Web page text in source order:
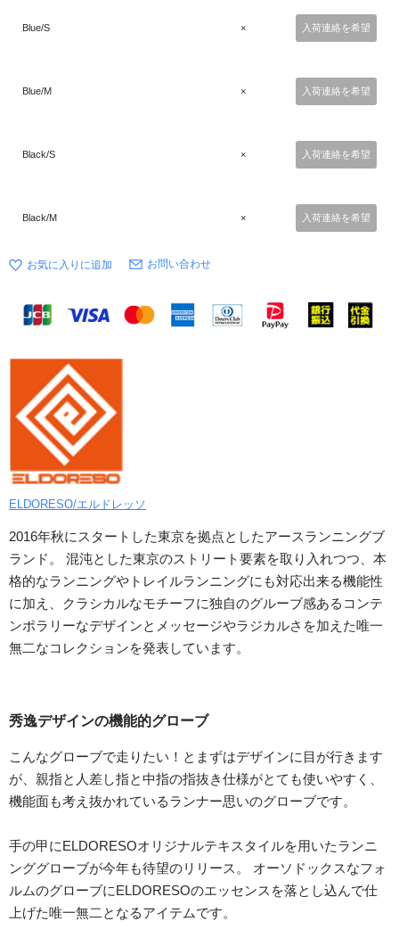
Blue/S × 入荷連絡を希望
Blue/M × 入荷連絡を希望
Black/S × 入荷連絡を希望
Black/M × 入荷連絡を希望
お問い合わせ
ELDORESO/エルドレッソ
2016年秋にスタートした東京を拠点としたアースランニングブ
ランド。 混沌とした東京のストリート要素を取り入れつつ、本
格的なランニングやトレイルランニングにも対応出来る機能性
に加え、クラシカルなモチーフに独自のグルーブ感あるコンテ
ンポラリーなデザインとメッセージやラジカルさを加えた唯一
無二なコレクションを発表しています。
秀逸デザインの機能的グローブ
こんなグローブで走りたい！とまずはデザインに目が行きます
が、親指と人差し指と中指の指抜き仕様がとても使いやすく、
機能面も考え抜かれているランナー思いのグローブです。
手の甲にELDORESOオリジナルテキスタイルを用いたランニ
ンググローブが今年も待望のリリース。 オーソドックスなフォ
ルムのグローブにELDORESOのエッセンスを落とし込んで仕
上げた唯一無二となるアイテムです。